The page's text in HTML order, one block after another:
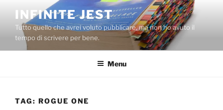
contenuto
INFINITE JEST
Tutto quello che avrei voluto pubblicare, ma non ho avuto il
tempo di scrivere per bene.
Menu
TAG: ROGUE ONE